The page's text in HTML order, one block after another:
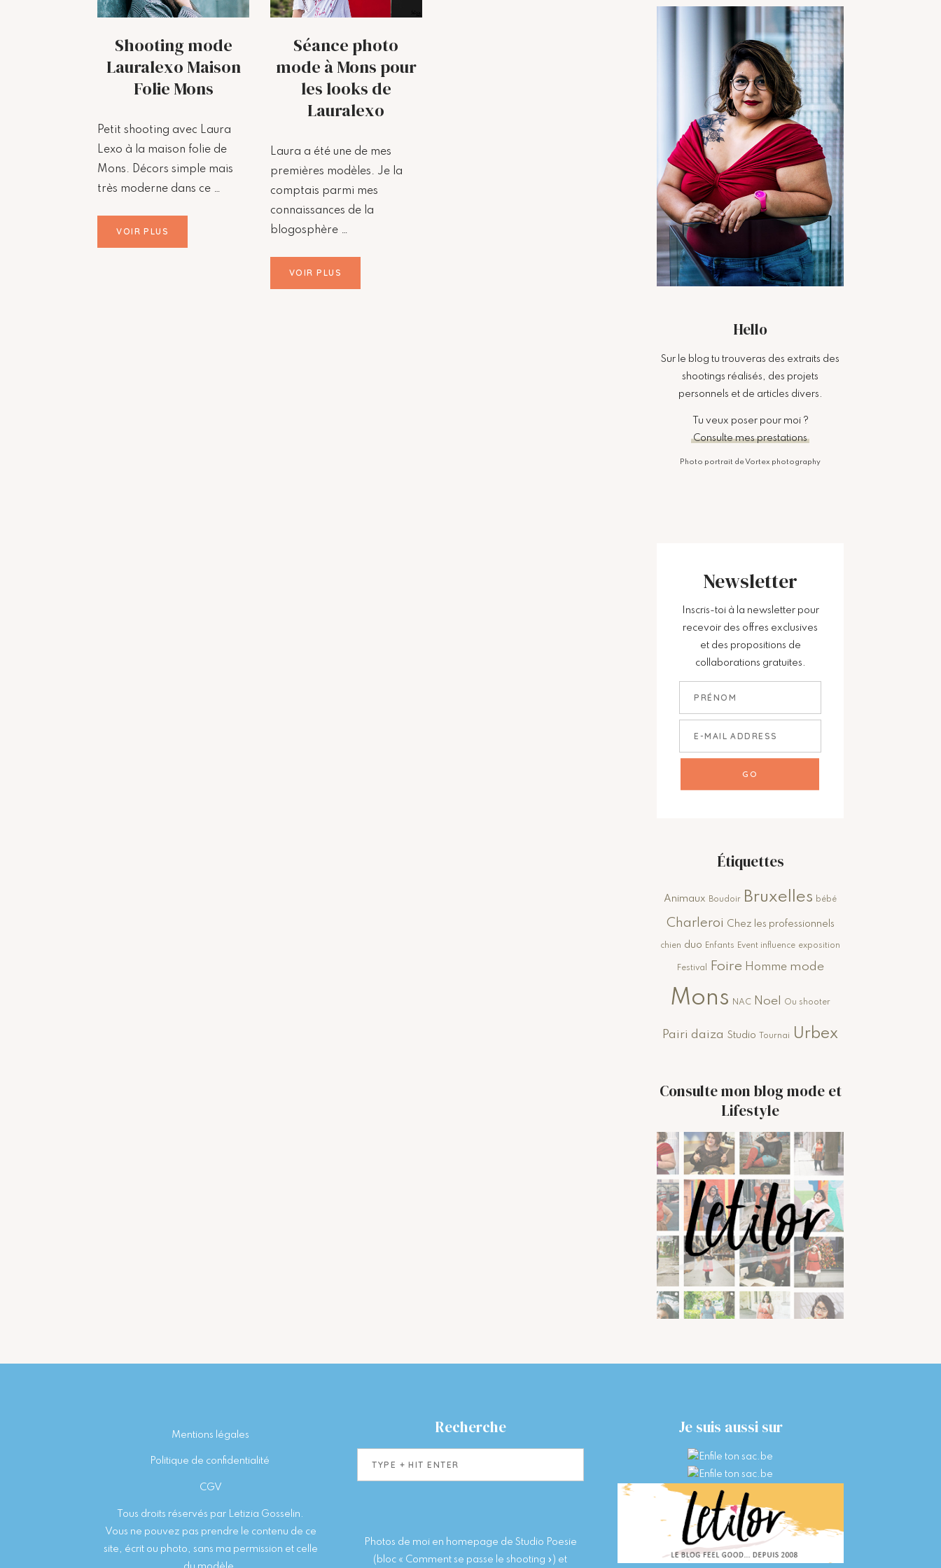
Shooting mode
Lauralexo Maison
Folie Mons
Petit shooting avec Laura
Lexo à la maison folie de
Mons. Décors simple mais
très moderne dans ce …
VOIR PLUS
Séance photo
mode à Mons pour
les looks de
Lauralexo
Laura a été une de mes
premières modèles. Je la
comptais parmi mes
connaissances de la
blogosphère …
VOIR PLUS
Hello
Sur le blog tu trouveras des extraits des
shootings réalisés, des projets
personnels et de articles divers.
Tu veux poser pour moi ?
Consulte mes prestations
Photo portrait de Vortex photography
Newsletter
Inscris-toi à la newsletter pour
recevoir des offres exclusives
et des propositions de
collaborations gratuites.
Étiquettes
Animaux Boudoir Bruxelles bébé
Charleroi Chez les professionnels
chien duo Enfants Event influence exposition
Festival Foire Homme mode
Mons NAC Noel Ou shooter
Pairi daiza Studio Tournai Urbex
Consulte mon blog mode et
Lifestyle
Mentions légales
Politique de confidentialité
CGV
Tous droits réservés par Letizia Gosselin.
Vous ne pouvez pas prendre le contenu de ce
site, écrit ou photo, sans ma permission et celle
Recherche
Photos de moi en homepage de Studio Poesie
(bloc « Comment se passe le shooting ») et
Je suis aussi sur